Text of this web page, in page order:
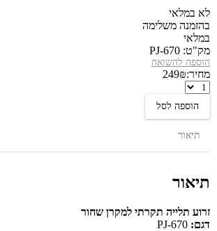
לא במלאי
בהזמנה משלימה
במלאי
מק"ט: PJ-670
הוספה להשואה
מחיר: 249₪
זרוע
תקרתי
למקרן
LEXUS
הוספה לסל
תיאור
תיאור
זרוע תלייה תקרתי למקרן שחור
דגם: PJ-670